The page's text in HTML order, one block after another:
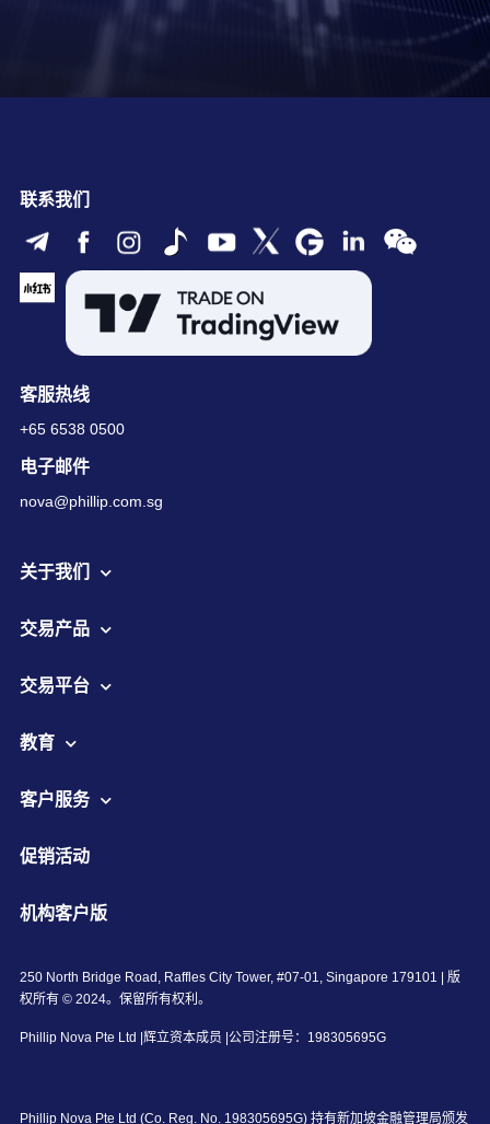
联系我们
客服热线
+65 6538 0500
电子邮件
nova@phillip.com.sg
关于我们
交易产品
交易平台
教育
客户服务
促销活动
机构客户版
250 North Bridge Road, Raffles City Tower, #07-01, Singapore 179101 | 版
权所有 © 2024。保留所有权利。
Phillip Nova Pte Ltd |辉立资本成员 |公司注册号：198305695G
Phillip Nova Pte Ltd (Co. Reg. No. 198305695G) 持有新加坡金融管理局颁发